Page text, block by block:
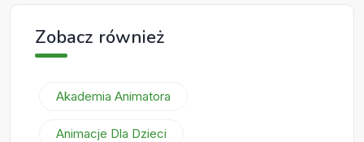
Zobacz również
Akademia Animatora
Animacje Dla Dzieci